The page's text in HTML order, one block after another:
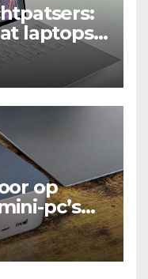
laptops
op
pc’s